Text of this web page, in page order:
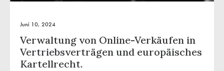
Juni 10, 2024
Verwaltung von Online-Verkäufen in
Vertriebsverträgen und europäisches
Kartellrecht.